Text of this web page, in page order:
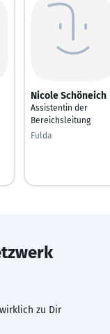
Nicole Schöneich
Assistentin der
Bereichsleitung
Fulda
zu Dir